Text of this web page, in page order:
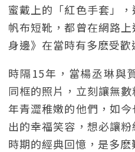
蜜戴上的「紅色手套」
帆布短靴，都曾在網路
身邊》在當時有多麽受歡
時隔15年，當楊丞琳與
同框的照片，立刻讓無
年青澀稚嫩的他們，如
出的幸福笑容，想必讓
時期的經典回憶，是多麽